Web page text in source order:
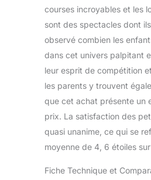
courses incroyables et les
sont des spectacles dont
observé combien les
dans cet univers palpitant
leur esprit de compétition
les parents y trouvent
que cet achat présente un
prix. La satisfaction des
quasi unanime, ce qui se
moyenne de 4, 6 étoiles
Fiche Technique et